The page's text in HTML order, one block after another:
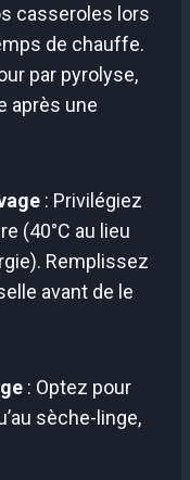
casseroles lors
de chauffe.
par pyrolyse,
après une
: Privilégiez
(40°C au lieu
Remplissez
avant de le
: Optez pour
sèche-linge,